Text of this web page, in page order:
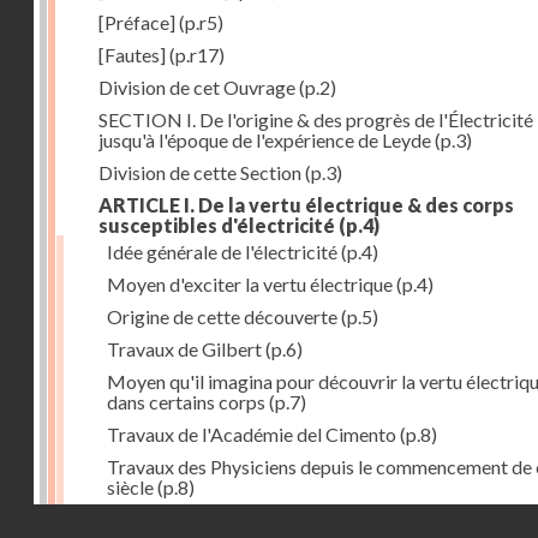
[Préface](p.r5)
[Fautes](p.r17)
Division de cet Ouvrage(p.2)
SECTION I. De l'origine & des progrès de l'Électricité
jusqu'à l'époque de l'expérience de Leyde(p.3)
Division de cette Section(p.3)
ARTICLE I. De la vertu électrique & des corps
susceptibles d'électricité (p.4)
Idée générale de l'électricité(p.4)
Moyen d'exciter la vertu électrique(p.4)
Origine de cette découverte(p.5)
Travaux de Gilbert(p.6)
Moyen qu'il imagina pour découvrir la vertu
dans certains corps (p.7)
Travaux de l'Académie del Cimento (p.8)
Travaux des Physiciens depuis le commencement de
siècle(p.8)